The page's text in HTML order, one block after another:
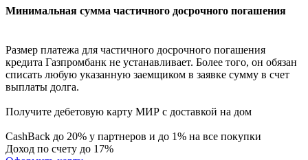
Минимальная сумма частичного досрочного погашения
Размер платежа для частичного досрочного погашения
кредита Газпромбанк не устанавливает. Более того, он обязан
списать любую указанную заемщиком в заявке сумму в счет
выплаты долга.
Получите дебетовую карту МИР с доставкой на дом
CashBack до 20% у партнеров и до 1% на все покупки
Доход по счету до 17%